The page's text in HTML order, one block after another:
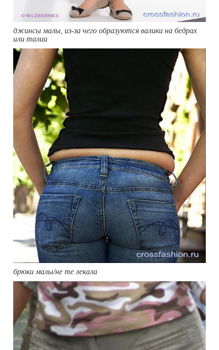
джинсы малы, из-за чего образуются валики на бедрах
или талии
брюки малы/не те лекала